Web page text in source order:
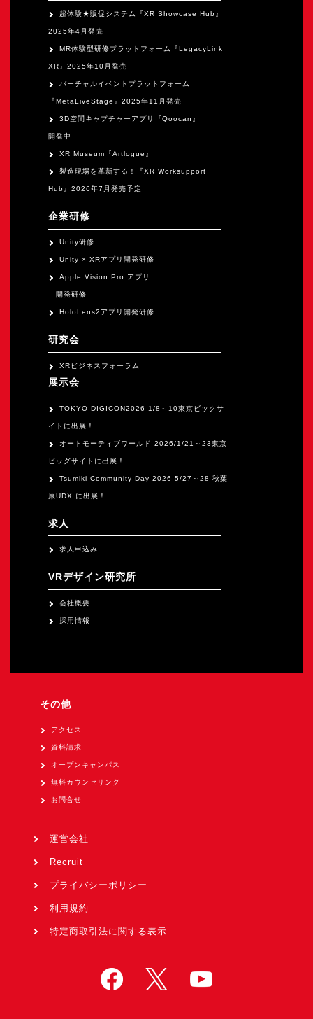
超体験★販促システム『XR Showcase Hub』
2025年4月発売
MR体験型研修プラットフォーム『LegacyLink
XR』2025年10月発売
バーチャルイベントプラットフォーム
『MetaLiveStage』2025年11月発売
3D空間キャプチャーアプリ『Qoocan』
開発中
XR Museum『Artlogue』
製造現場を革新する！『XR Worksupport
Hub』2026年7月発売予定
企業研修
Unity研修
Unity × XRアプリ開発研修
Apple Vision Pro アプリ
開発研修
HoloLens2アプリ開発研修
研究会
XRビジネスフォーラム
展示会
TOKYO DIGICON2026 1/8～10東京ビックサ
イトに出展！
オートモーティブワールド 2026/1/21～23東京
ビッグサイトに出展！
Tsumiki Community Day 2026 5/27～28 秋葉
原UDX に出展！
求人
求人申込み
VRデザイン研究所
会社概要
採用情報
その他
アクセス
資料請求
オープンキャンパス
無料カウンセリング
お問合せ
運営会社
Recruit
プライバシーポリシー
利用規約
特定商取引法に関する表示